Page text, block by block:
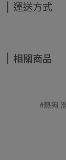
運送方式
相關商品